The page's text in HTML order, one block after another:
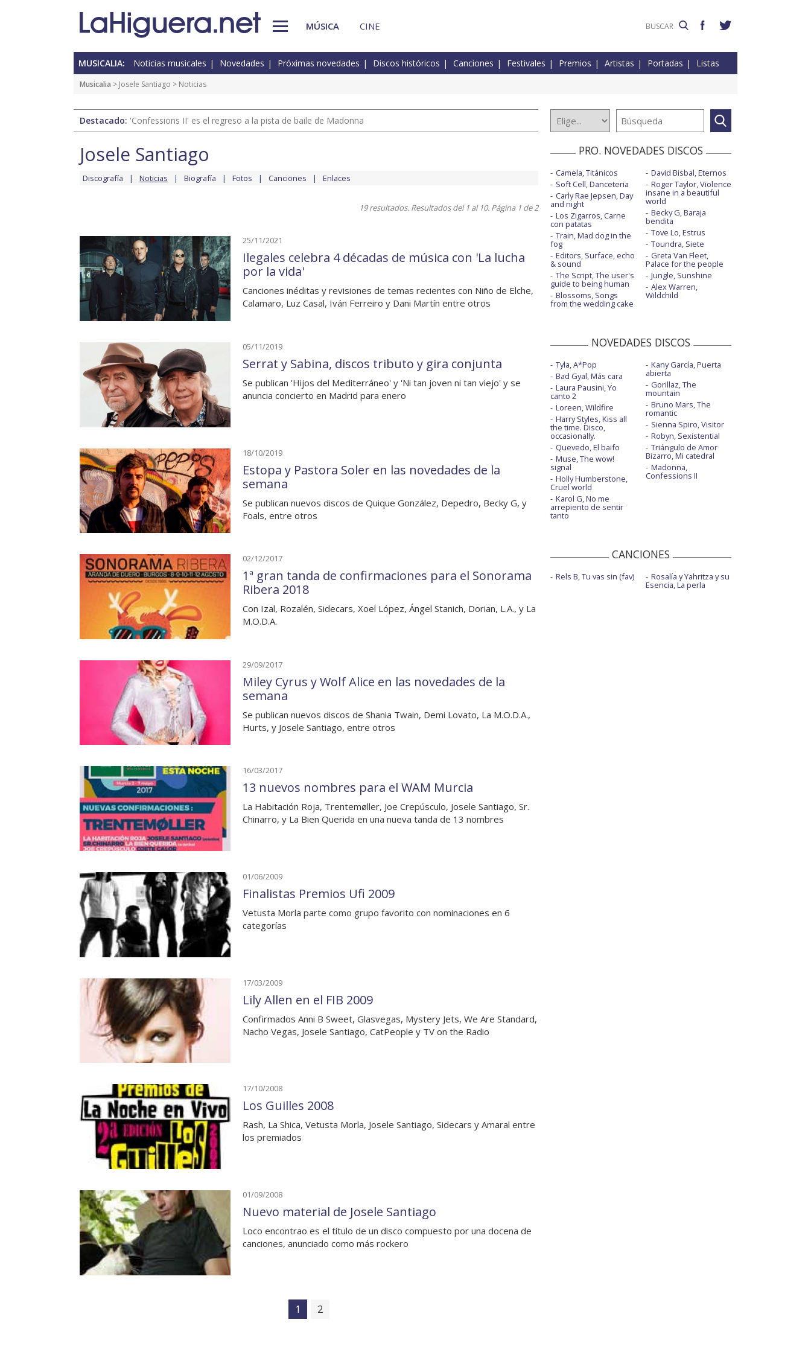
MÚSICA CINE
MUSICALIA: Noticias musicales Novedades Próximas novedades Discos históricos Canciones Festivales Premios Artistas Portadas Listas
Musicalia > Josele Santiago > Noticias
Destacado: 'Confessions II' es el regreso a la pista de baile de Madonna
Josele Santiago
Discografía Noticias Biografía Fotos Canciones Enlaces
19 resultados. Resultados del 1 al 10. Página 1 de 2
25/11/2021
Ilegales celebra 4 décadas de música con 'La lucha
por la vida'
Canciones inéditas y revisiones de temas recientes con Niño de Elche,
Calamaro, Luz Casal, Iván Ferreiro y Dani Martín entre otros
05/11/2019
Serrat y Sabina, discos tributo y gira conjunta
Se publican 'Hijos del Mediterráneo' y 'Ni tan joven ni tan viejo' y se
anuncia concierto en Madrid para enero
18/10/2019
Estopa y Pastora Soler en las novedades de la
semana
Se publican nuevos discos de Quique González, Depedro, Becky G, y
Foals, entre otros
02/12/2017
1ª gran tanda de confirmaciones para el Sonorama
Ribera 2018
Con Izal, Rozalén, Sidecars, Xoel López, Ángel Stanich, Dorian, L.A., y La
M.O.D.A.
29/09/2017
Miley Cyrus y Wolf Alice en las novedades de la
semana
Se publican nuevos discos de Shania Twain, Demi Lovato, La M.O.D.A.,
Hurts, y Josele Santiago, entre otros
16/03/2017
13 nuevos nombres para el WAM Murcia
La Habitación Roja, Trentemøller, Joe Crepúsculo, Josele Santiago, Sr.
Chinarro, y La Bien Querida en una nueva tanda de 13 nombres
01/06/2009
Finalistas Premios Ufi 2009
Vetusta Morla parte como grupo favorito con nominaciones en 6
categorías
17/03/2009
Lily Allen en el FIB 2009
Confirmados Anni B Sweet, Glasvegas, Mystery Jets, We Are Standard,
Nacho Vegas, Josele Santiago, CatPeople y TV on the Radio
17/10/2008
Los Guilles 2008
Rash, La Shica, Vetusta Morla, Josele Santiago, Sidecars y Amaral entre
los premiados
01/09/2008
Nuevo material de Josele Santiago
Loco encontrao es el título de un disco compuesto por una docena de
canciones, anunciado como más rockero
1 2
PRO. NOVEDADES DISCOS
Camela, Titánicos
Soft Cell, Danceteria
Carly Rae Jepsen, Day
and night
Los Zigarros, Carne
con patatas
Train, Mad dog in the
fog
Editors, Surface, echo
& sound
The Script, The user's
guide to being human
Blossoms, Songs
from the wedding cake
David Bisbal, Eternos
Roger Taylor, Violence
insane in a beautiful
world
Becky G, Baraja
bendita
Tove Lo, Estrus
Toundra, Siete
Greta Van Fleet,
Palace for the people
Jungle, Sunshine
Alex Warren,
Wildchild
NOVEDADES DISCOS
Tyla, A*Pop
Bad Gyal, Más cara
Laura Pausini, Yo
canto 2
Loreen, Wildfire
Harry Styles, Kiss all
the time. Disco,
occasionally.
Quevedo, El baifo
Muse, The wow!
signal
Holly Humberstone,
Cruel world
Karol G, No me
arrepiento de sentir
tanto
Kany García, Puerta
abierta
Gorillaz, The
mountain
Bruno Mars, The
romantic
Sienna Spiro, Visitor
Robyn, Sexistential
Triángulo de Amor
Bizarro, Mi catedral
Madonna,
Confessions II
CANCIONES
Rels B, Tu vas sin (fav) Rosalía y Yahritza y su
Esencia, La perla